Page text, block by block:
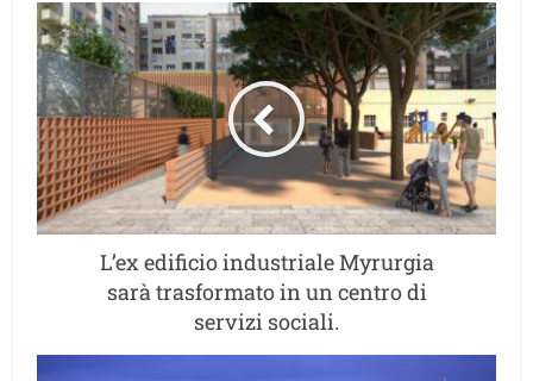
L’ex edificio industriale Myrurgia
sarà trasformato in un centro di
servizi sociali.